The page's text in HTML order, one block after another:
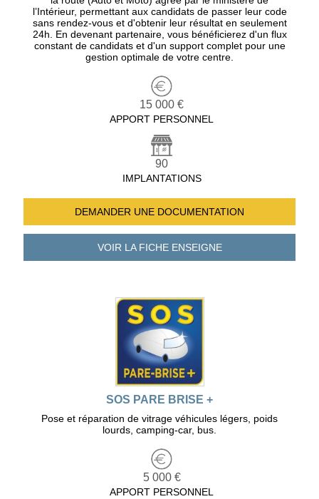
l’Intérieur, permettant aux candidats de passer leur code
sans rendez-vous et d'obtenir leur résultat en seulement
24h. En devenant partenaire, vous bénéficierez d'un flux
constant de candidats et d'un support complet pour une
gestion optimale de votre centre.
15 000 €
APPORT PERSONNEL
90
IMPLANTATIONS
DEMANDER UNE DOCUMENTATION
VOIR LA FICHEENSEIGNE
SOS PARE BRISE +
Pose et réparation de vitrage véhicules légers, poids
lourds, camping-car, bus.
5 000 €
APPORT PERSONNEL